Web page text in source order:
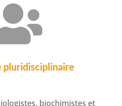
pluridisciplinaire
biochimistes et